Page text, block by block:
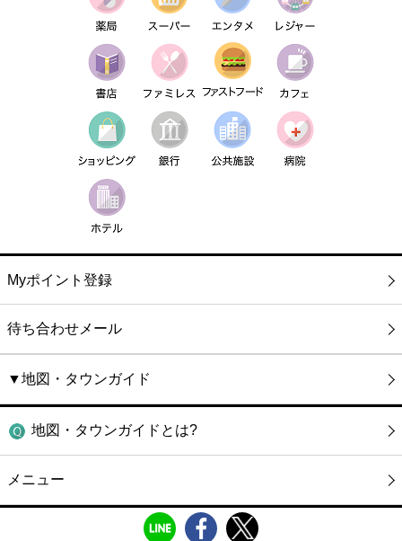
Myポイント登録
待ち合わせメール
▼地図・タウンガイド
地図・タウンガイドとは?
メニュー